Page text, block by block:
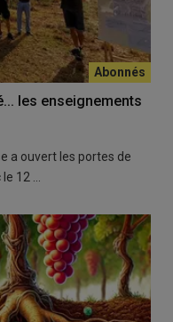
les enseignements
a ouvert les portes de
12 …